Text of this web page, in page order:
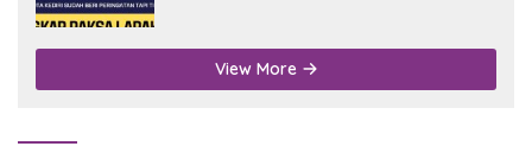
View More